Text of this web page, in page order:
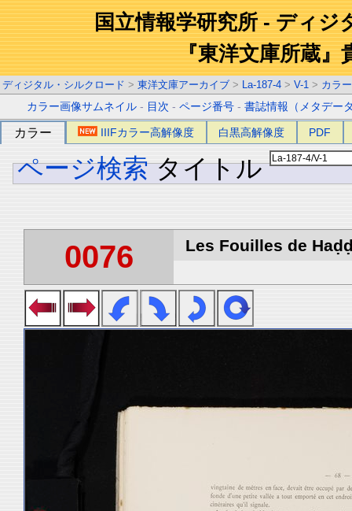
国立情報学研究所 - ディジ
『東洋文庫所蔵』
ディジタル・シルクロード > 東洋文庫アーカイブ > La-187-4 > V-1 > カラ
カラー画像サムネイル - 目次 -ページ番号 -書誌情報（メタデー
カラー IIIFカラー高解像度 白黒高解像度 PDF
ページ検索 タイトル
0076 Les Fouilles de